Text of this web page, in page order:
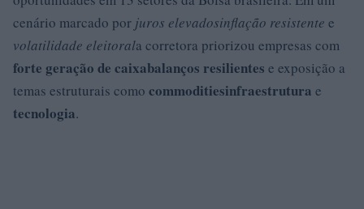
cenário marcado por juros elevadosinflação resistente e
volatilidade eleitorala corretora priorizou empresas com
forte geração de caixabalanços resilientes e exposição a
temas estruturais como commoditiesinfraestrutura e
tecnologia.